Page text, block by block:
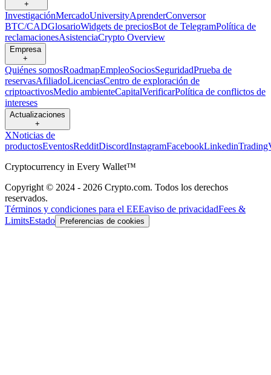
+
InvestigaciónMercadoUniversityAprenderConversor
BTC/CADGlosarioWidgets de preciosBot de TelegramPolítica de
reclamacionesAsistenciaCrypto Overview
Empresa
+
Quiénes somosRoadmapEmpleoSociosSeguridadPrueba de
reservasAfiliadoLicenciasCentro de exploración de
criptoactivosMedio ambienteCapitalVerificarPolítica de conflictos de
intereses
Actualizaciones
+
XNoticias de
productosEventosRedditDiscordInstagramFacebookLinkedin
Cryptocurrency in Every Wallet™
Copyright © 2024 - 2026 Crypto.com. Todos los derechos
reservados.
Términos y condiciones para el EEEaviso de privacidadFees &
LimitsEstado Preferencias de cookies